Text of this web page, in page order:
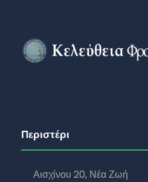
Περιστέρι
Αισχίνου 20, Νέα Ζωή